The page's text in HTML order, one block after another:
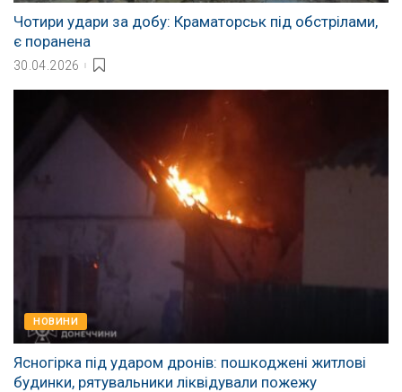
Чотири удари за добу: Краматорськ під обстрілами,
є поранена
30.04.2026
НОВИНИ
Ясногірка під ударом дронів: пошкоджені житлові
будинки, рятувальники ліквідували пожежу